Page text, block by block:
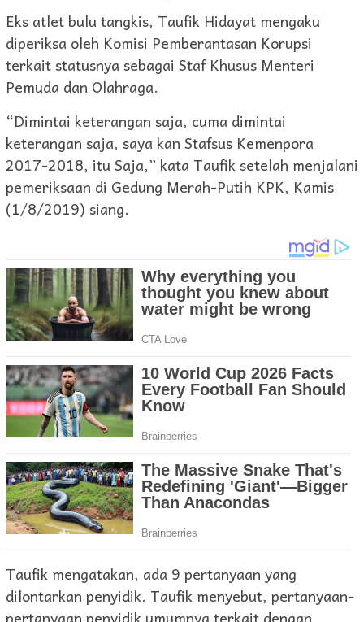
Eks atlet bulu tangkis, Taufik Hidayat mengaku
diperiksa oleh Komisi Pemberantasan Korupsi
terkait statusnya sebagai Staf Khusus Menteri
Pemuda dan Olahraga.
“Dimintai keterangan saja, cuma dimintai
keterangan saja, saya kan Stafsus Kemenpora
2017-2018, itu Saja,” kata Taufik setelah menjalani
pemeriksaan di Gedung Merah-Putih KPK, Kamis
(1/8/2019) siang.
Taufik mengatakan, ada 9 pertanyaan yang
dilontarkan penyidik. Taufik menyebut, pertanyaan-